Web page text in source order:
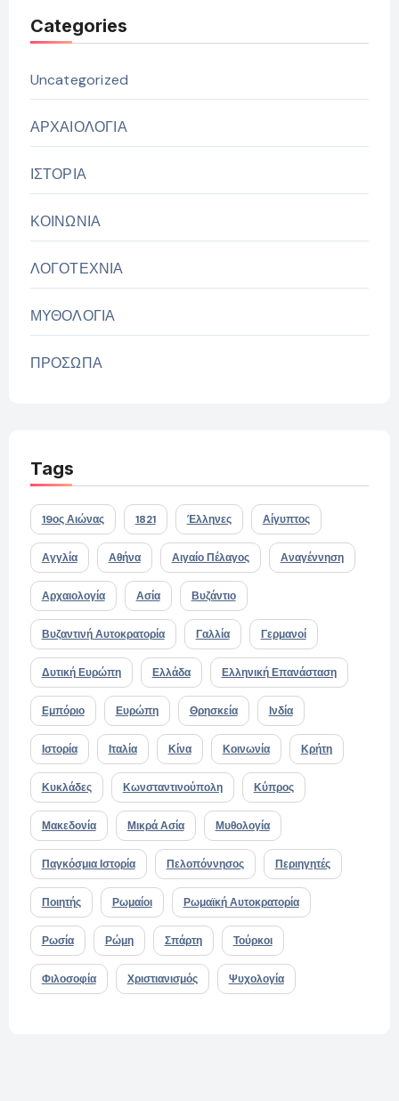
Categories
Uncategorized
ΑΡΧΑΙΟΛΟΓΙΑ
ΙΣΤΟΡΙΑ
ΚΟΙΝΩΝΙΑ
ΛΟΓΟΤΕΧΝΙΑ
ΜΥΘΟΛΟΓΙΑ
ΠΡΟΣΩΠΑ
Tags
19ος Αιώνας 1821 Έλληνες Αίγυπτος
Αγγλία Αθήνα Αιγαίο Πέλαγος Αναγέννηση
Αρχαιολογία Ασία Βυζάντιο
Βυζαντινή Αυτοκρατορία Γαλλία Γερμανοί
Δυτική Ευρώπη Ελλάδα Ελληνική Επανάσταση
Εμπόριο Ευρώπη Θρησκεία Ινδία
Ιστορία Ιταλία Κίνα Κοινωνία Κρήτη
Κυκλάδες Κωνσταντινούπολη Κύπρος
Μακεδονία Μικρά Ασία Μυθολογία
Παγκόσμια Ιστορία Πελοπόννησος Περιηγητές
Ποιητής Ρωμαίοι Ρωμαϊκή Αυτοκρατορία
Ρωσία Ρώμη Σπάρτη Τούρκοι
Φιλοσοφία Χριστιανισμός Ψυχολογία